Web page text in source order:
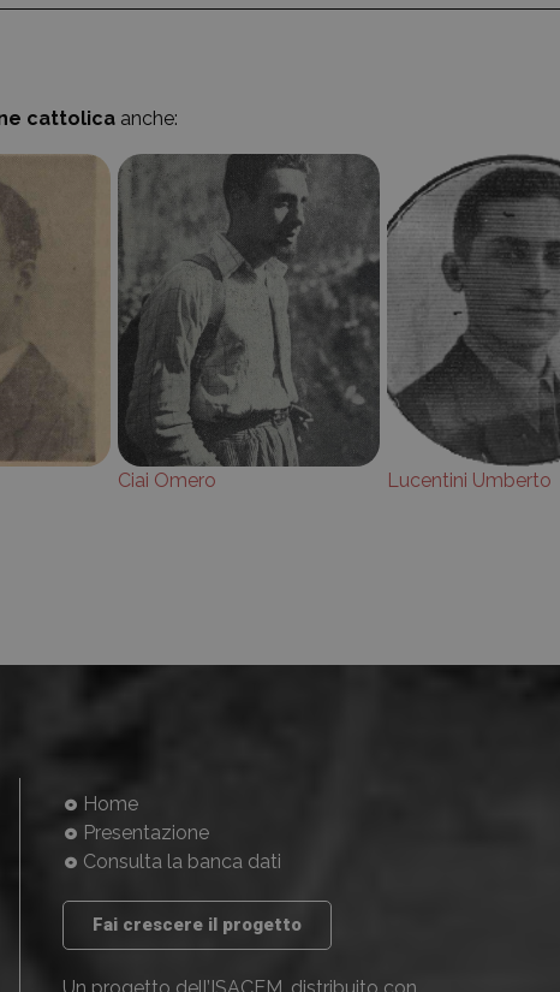
cattolica anche:
Ciai Omero Lucentini Umberto
Home
Presentazione
Consulta la banca dati
Fai crescere il progetto